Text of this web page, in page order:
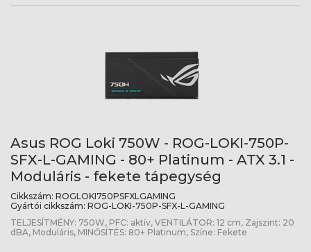
Asus ROG Loki 750W - ROG-LOKI-750P-
SFX-L-GAMING - 80+ Platinum - ATX 3.1 -
Moduláris - fekete tápegység
Cikkszám: ROGLOKI750PSFXLGAMING
Gyártói cikkszám: ROG-LOKI-750P-SFX-L-GAMING
TELJESÍTMÉNY: 750W, PFC: aktív, VENTILÁTOR: 12 cm, Zajszint: 20
dBA, Moduláris, MINŐSÍTÉS: 80+ Platinum, Színe: Fekete